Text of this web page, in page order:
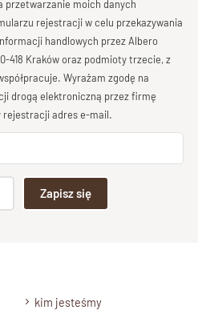
w pełni wyeksponować
geometryczne wezgłowie
a całość idealnie współgra z
czy loftowym.
na czterech nogach z prostych
dobry
przetwarzanie moich danych
rejestracji w celu przekazywania
handlowych przez Albero
418 Kraków oraz podmioty trzecie, z
Wyrażam zgodę na
drogą elektroniczną przez firmę
rejestracji adres e-mail.
Zapisz się
kim jesteśmy